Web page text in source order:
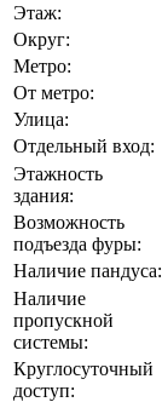
Этаж:
Округ:
Метро:
От метро:
Улица:
Отдельный вход:
Этажность
здания:
Возможность
подъезда фуры:
Наличие пандуса:
Наличие
пропускной
системы:
Круглосуточный
доступ: